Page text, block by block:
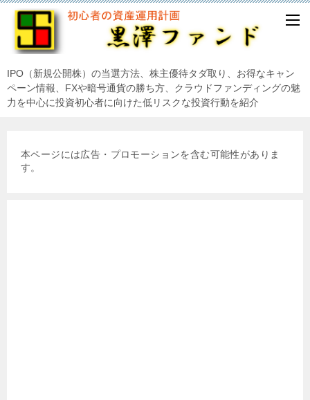
IPO（新規公開株）の当選方法、株主優待タダ取り、お得なキャン
ペーン情報、FXや暗号通貨の勝ち方、クラウドファンディングの魅
力を中心に投資初心者に向けた低リスクな投資行動を紹介
本ページには広告・プロモーションを含む可能性がありま
す。